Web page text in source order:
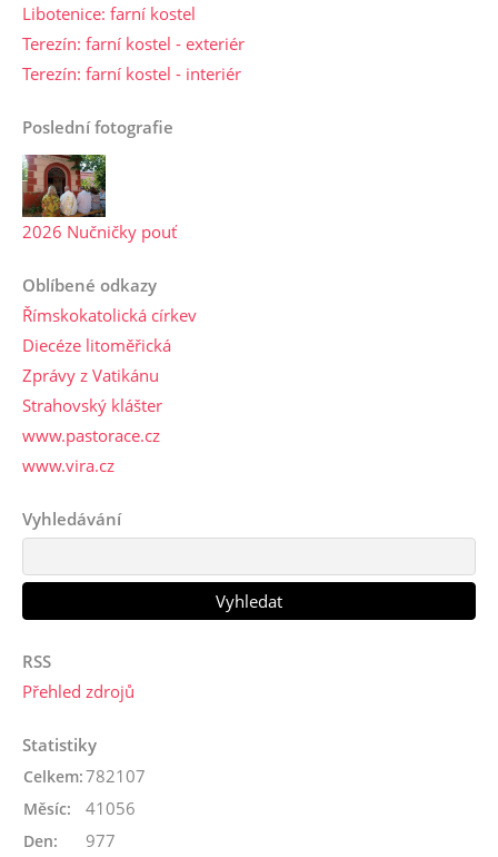
Libotenice: farní kostel
Terezín: farní kostel - exteriér
Terezín: farní kostel - interiér
Poslední fotografie
2026 Nučničky pouť
Oblíbené odkazy
Římskokatolická církev
Diecéze litoměřická
Zprávy z Vatikánu
Strahovský klášter
www.pastorace.cz
www.vira.cz
Vyhledávání
RSS
Přehled zdrojů
Statistiky
Celkem:782107
Měsíc: 41056
Den: 977